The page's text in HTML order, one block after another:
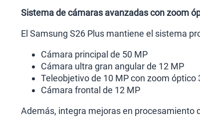
Sistema de cámaras avanzadas con zoom
El Samsung S26 Plus mantiene el sistema
Cámara principal de 50 MP
Cámara ultra gran angular de 12 MP
Teleobjetivo de 10 MP con zoom óptico
Cámara frontal de 12 MP
Además, integra mejoras en procesamiento